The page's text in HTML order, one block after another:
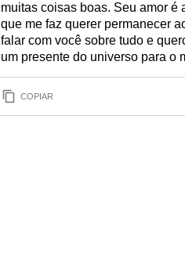
muitas coisas boas. Seu amor
que me faz querer permanecer
falar com você sobre tudo e
um presente do universo para o
COPIAR